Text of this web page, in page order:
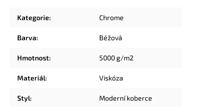
Kategorie: Chrome
Barva: Béžová
Hmotnost: 5000 g/m2
Materiál: Viskóza
Styl: Moderní koberce